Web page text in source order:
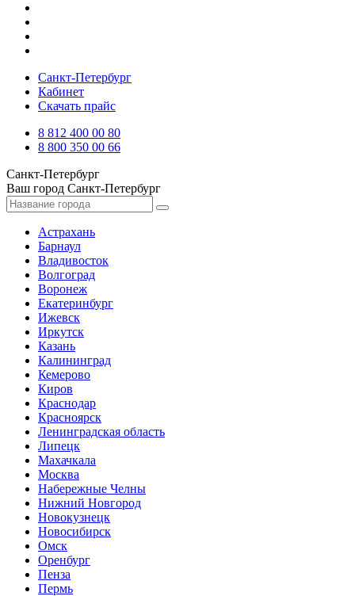
Санкт-Петербург
Кабинет
Скачать прайс
8 812 400 00 80
8 800 350 00 66
Санкт-Петербург
Ваш город Санкт-Петербург
Астрахань
Барнаул
Владивосток
Волгоград
Воронеж
Екатеринбург
Ижевск
Иркутск
Казань
Калининград
Кемерово
Киров
Краснодар
Красноярск
Ленинградская область
Липецк
Махачкала
Москва
Набережные Челны
Нижний Новгород
Новокузнецк
Новосибирск
Омск
Оренбург
Пенза
Пермь